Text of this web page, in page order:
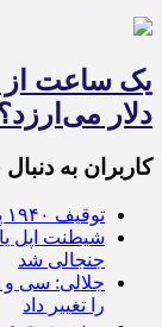
دلار
کاربران به
توقیف ۱۹۴۰ پرونده اوراق بهادار در بازار سرمایه
شیطنت اپل
جنجالی شد
جلالی: سی و
را تغییر داد